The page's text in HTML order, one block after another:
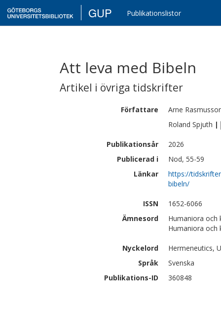
GUP Publikationslistor
Att leva med Bibeln
Artikel i övriga tidskrifter
Författare Arne
Roland Spjuth |
Publikationsår
2026
Publicerad i
Nod, 55-59
Länkar
https://
bibeln/
ISSN
1652-6066
Ämnesord
Humaniora
Humaniora
Nyckelord
Hermeneutics,
Språk
Svenska
Publikations-ID
360848